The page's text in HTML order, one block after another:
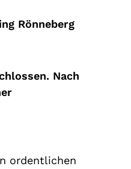
Rönneberg
. Nach
ordentlichen